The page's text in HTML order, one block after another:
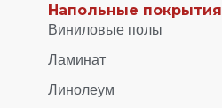
Напольные покрытия
Виниловые полы
Ламинат
Линолеум